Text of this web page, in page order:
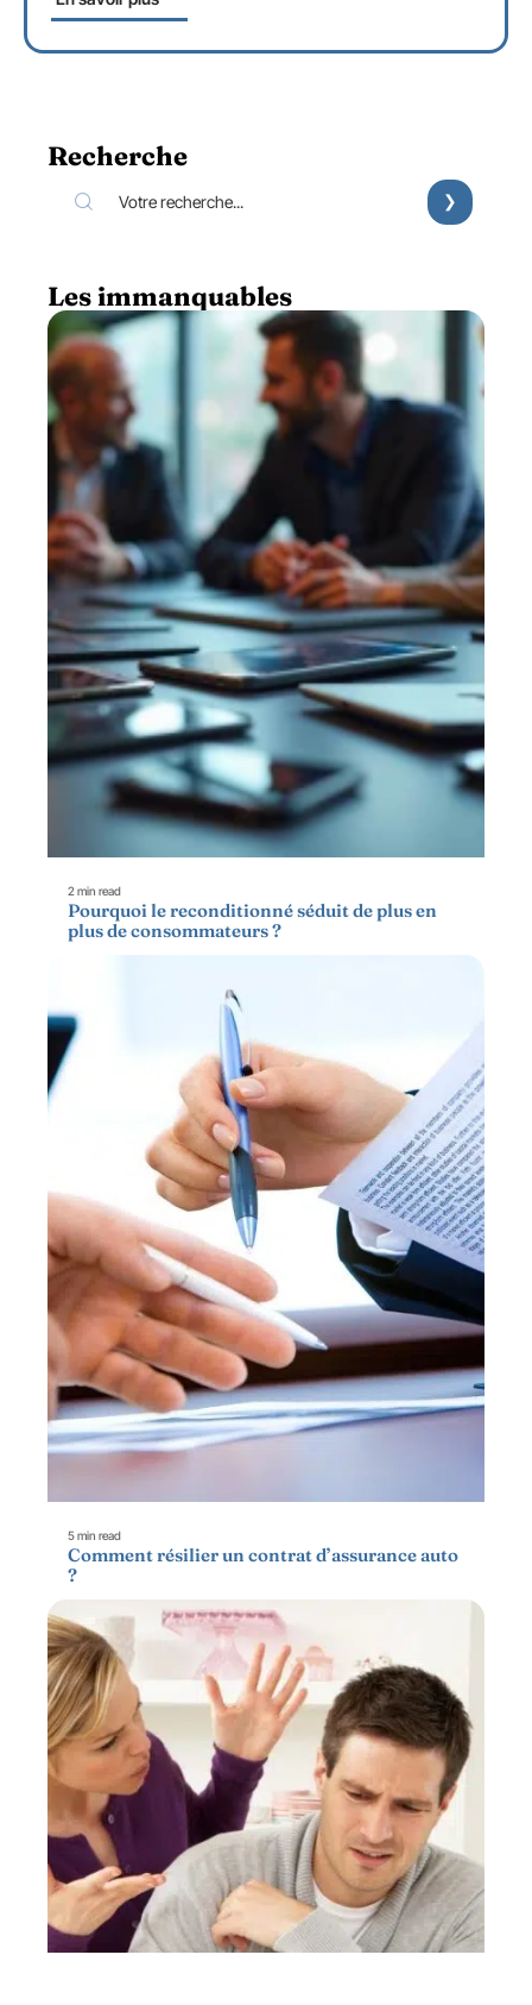
Recherche
Les immanquables
2 min read
Pourquoi le reconditionné séduit de plus en
plus de consommateurs ?
5 min read
Comment résilier un contrat d’assurance auto
?